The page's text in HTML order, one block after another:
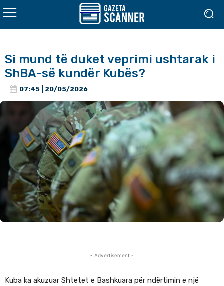
Si mund të duket veprimi ushtarak i
ShBA-së kundër Kubës?
07:45 | 20/05/2026
- Advertisement -
Kuba ka akuzuar Shtetet e Bashkuara për ndërtimin e një